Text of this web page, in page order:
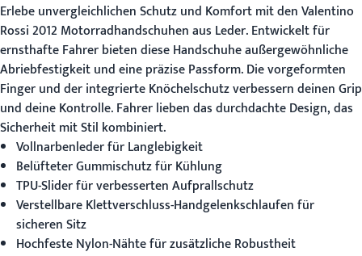
Erlebe unvergleichlichen Schutz und Komfort mit den Valentino
Rossi 2012 Motorradhandschuhen aus Leder. Entwickelt für
ernsthafte Fahrer bieten diese Handschuhe außergewöhnliche
Abriebfestigkeit und eine präzise Passform. Die vorgeformten
Finger und der integrierte Knöchelschutz verbessern deinen Grip
und deine Kontrolle. Fahrer lieben das durchdachte Design, das
Sicherheit mit Stil kombiniert.
Vollnarbenleder für Langlebigkeit
Belüfteter Gummischutz für Kühlung
TPU-Slider für verbesserten Aufprallschutz
Verstellbare Klettverschluss-Handgelenkschlaufen für
sicheren Sitz
Hochfeste Nylon-Nähte für zusätzliche Robustheit